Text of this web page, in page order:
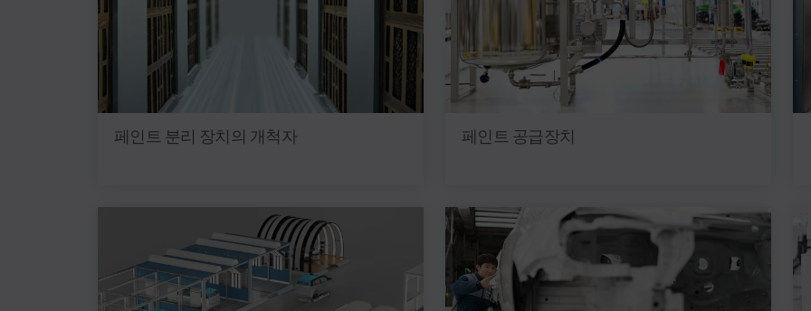
페인트 분리 장치의 개척자 페인트 공급장치